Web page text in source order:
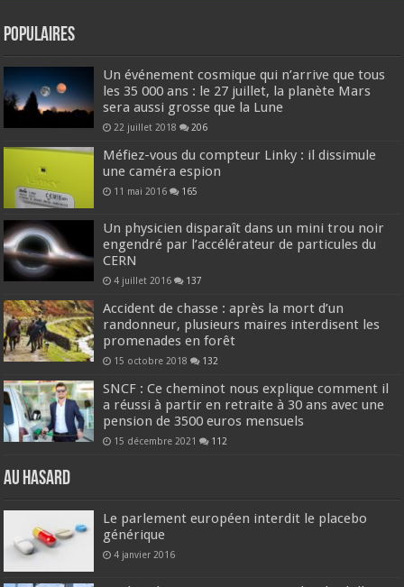
Populaires
Un événement cosmique qui n’arrive que tous
les 35 000 ans : le 27 juillet, la planète Mars
sera aussi grosse que la Lune
22 juillet 2018 206
Méfiez-vous du compteur Linky : il dissimule
une caméra espion
11 mai 2016 165
Un physicien disparaît dans un mini trou noir
engendré par l’accélérateur de particules du
CERN
4 juillet 2016 137
Accident de chasse : après la mort d’un
randonneur, plusieurs maires interdisent les
promenades en forêt
15 octobre 2018 132
SNCF : Ce cheminot nous explique comment il
a réussi à partir en retraite à 30 ans avec une
pension de 3500 euros mensuels
15 décembre 2021 112
Au hasard
Le parlement européen interdit le placebo
générique
4 janvier 2016